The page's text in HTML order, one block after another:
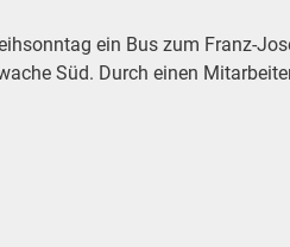
ein Bus zum Franz-
Süd. Durch einen